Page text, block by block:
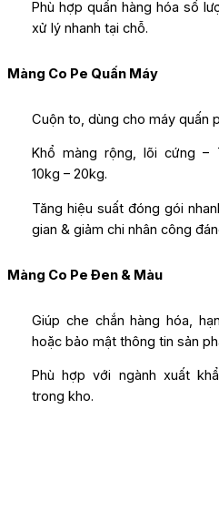
Phù hợp quấn hàng hóa số
xử lý nhanh tại chỗ.
Màng Co Pe Quấn Máy
Cuộn to, dùng cho máy quấn
Khổ màng rộng, lõi cứng –
10kg – 20kg.
Tăng hiệu suất đóng gói
gian & giảm chi nhân công
Màng Co Pe Đen & Màu
Giúp che chắn hàng hóa,
hoặc bảo mật thông tin sản
Phù hợp với ngành xuất
trong kho.